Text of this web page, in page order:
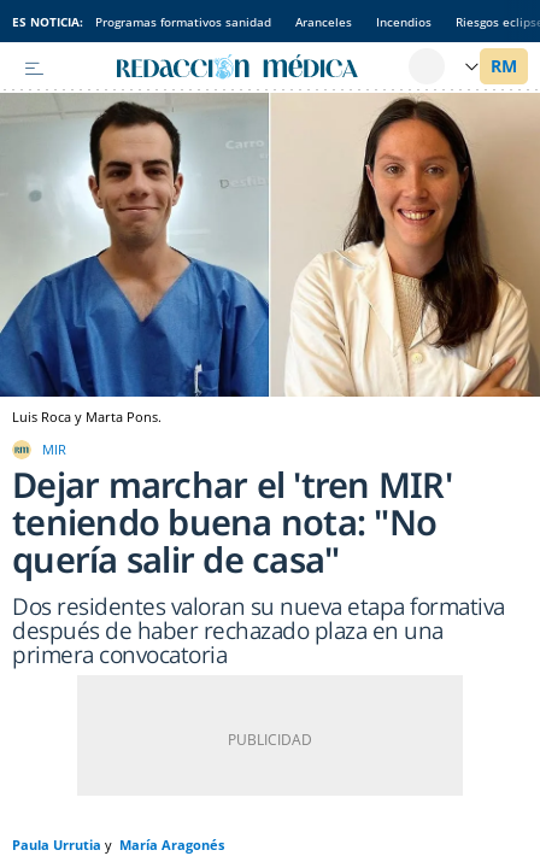
ES NOTICIA: Programas formativos sanidad Aranceles Incendios Riesgos
Luis Roca y Marta Pons.
MIR
Dejar marchar el 'tren MIR'
teniendo buena nota: "No
quería salir de casa"
Dos residentes valoran su nueva etapa formativa
después de haber rechazado plaza en una
primera convocatoria
Paula Urrutia
María Aragonés